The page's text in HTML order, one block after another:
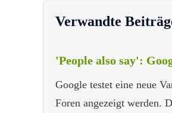
Verwandte
'People also say':
Google testet eine neue
Foren angezeigt werden.